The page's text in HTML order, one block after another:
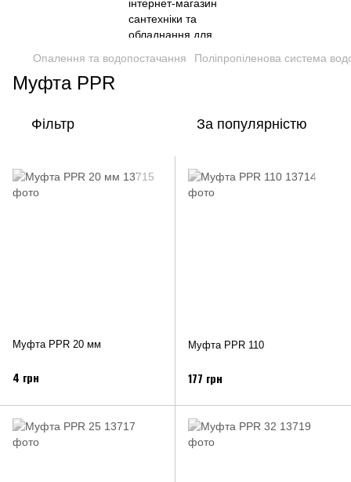
Опалення та водопостачання Поліпропіленова система
Муфта PPR
Фільтр За популярністю
Муфта PPR 20 мм
4 грн
Муфта PPR 110
177 грн